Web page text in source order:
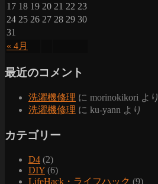
« 4月
17 18 19 20 21 22 23
24 25 26 27 28 29 30
31
最近のコメント
洗濯機修理 に morinokikori より
洗濯機修理 に ku-yann より
カテゴリー
D4 (2)
DIY (6)
LifeHack・ライフハック (9)